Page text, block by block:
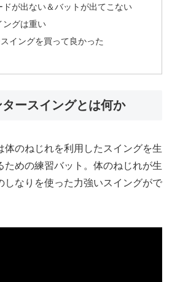
ドが出ない＆バットが出てこない
ングは重い
イングを買って良かった
ースイングとは何か
体のねじれを利用したスイングを生
ための練習バット。体のねじれが生
しなりを使った力強いスイングがで